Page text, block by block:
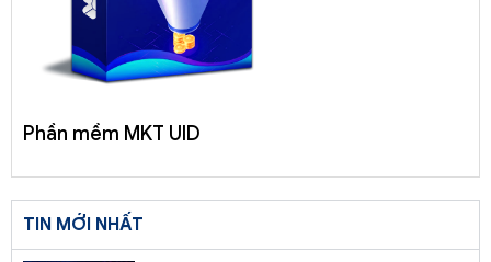
Phần mềm MKT UID
TIN MỚI NHẤT